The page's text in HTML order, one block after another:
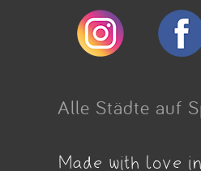
Alle Städte auf
Made with love